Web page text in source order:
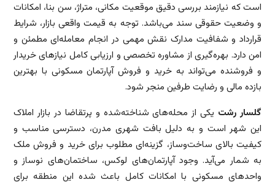
است که نیازمند بررسی دقیق موقعیت مکانی، متراژ، سن بنا، امکانات
و وضعیت حقوقی سند می‌باشد. توجه به قیمت واقعی بازار، شرایط
قرارداد و شفافیت مدارک نقش مهمی در انجام معامله‌ای مطمئن و
امن دارد. بهره‌گیری از مشاوره تخصصی و ارزیابی کامل نیازهای خریدار
و فروشنده می‌تواند به خرید و فروش آپارتمان مسکونی با بهترین
بازده مالی و رضایت طرفین منجر شود.
گلسار رشت یکی از محله‌های شناخته‌شده و پرتقاضا در بازار املاک
این شهر است و به دلیل بافت شهری مدرن، دسترسی مناسب و
کیفیت بالای ساخت‌وساز، گزینه‌ای مطلوب برای خرید و فروش ملک
به شمار می‌آید. وجود آپارتمان‌های لوکس، ساختمان‌های نوساز و
واحدهای مسکونی با امکانات کامل باعث شده این منطقه برای